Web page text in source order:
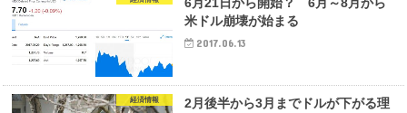
米ドル崩壊が始まる
2017.06.13
経済情報
2月後半から3月までドルが下がる理